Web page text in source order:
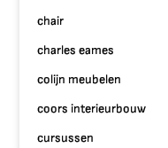
chair
charles eames
colijn meubelen
coors interieurbouw
cursussen